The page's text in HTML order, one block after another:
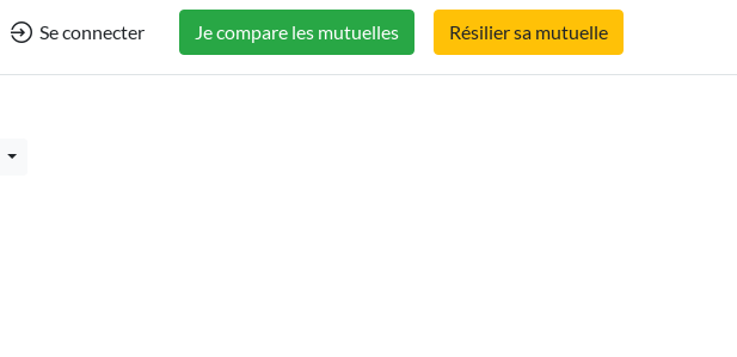
Se connecter Je compare les mutuelles Résilier sa mutuelle